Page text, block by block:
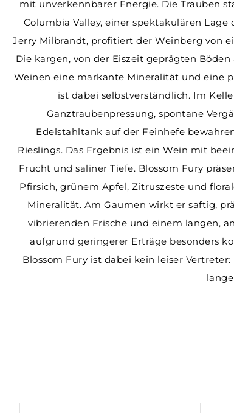
Weitere Schaumweine
Portwein
Süsswein
Crémant
Cava
Prosecco
Glühwein
Sekt
Genever
New Western
Flavoured
Cachaca
Overproof
Weiss
Whiskylikör
Single Grain
Blended Scotch
Grappa | Marc
Armagnac
Tequila
Mezcal
Calvados
Wermut
Destillate Andere
Weissbiere
Pale Ale
IPA
Ale
Spezialbier
Trappist
Porter
Stout
Sauerbier
Cider
Whisky
Säfte
Alkoholfreie Spirituosen
Alkoholfreies Bier
Fruchtpüree
Alkoholfreie Weine/Schaumweine
Konsignation
Events
mit unverkennbarer Energie. Die Trauben
Columbia Valley, einer spektakulären Lage
Jerry Milbrandt, profitiert der Weinberg von
Die kargen, von der Eiszeit geprägten
Weinen eine markante Mineralität und eine
ist dabei selbstverständlich. Im
Ganztraubenpressung, spontane
Edelstahltank auf der Feinhefe
Rieslings. Das Ergebnis ist ein Wein mit
Frucht und saliner Tiefe. Blossom Fury
Pfirsich, grünem Apfel, Zitruszeste und
Mineralität. Am Gaumen wirkt er saftig,
vibrierenden Frische und einem langen,
aufgrund geringerer Erträge besonders
Blossom Fury ist dabei kein leiser